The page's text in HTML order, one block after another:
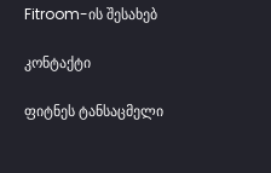
Fitroom-ის შესახებ
კონტაქტი
ფიტნეს ტანსაცმელი